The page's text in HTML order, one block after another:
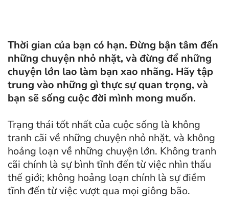
Thời gian của bạn có hạn. Đừng bận tâm đến
những chuyện nhỏ nhặt, và đừng để những
chuyện lớn lao làm bạn xao nhãng. Hãy tập
trung vào những gì thực sự quan trọng, và
bạn sẽ sống cuộc đời mình mong muốn.
Trạng thái tốt nhất của cuộc sống là không
tranh cãi về những chuyện nhỏ nhặt, và không
hoảng loạn về những chuyện lớn. Không tranh
cãi chính là sự bình tĩnh đến từ việc nhìn thấu
thế giới; không hoảng loạn chính là sự điềm
tĩnh đến từ việc vượt qua mọi giông bão.